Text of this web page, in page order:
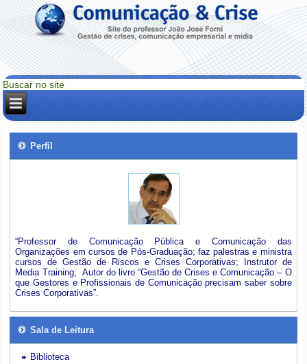
Perfil
“Professor de Comunicação Pública e Comunicação das
Organizações em cursos de Pós-Graduação; faz palestras e ministra
cursos de Gestão de Riscos e Crises Corporativas; Instrutor de
Media Training; Autor do livro “Gestão de Crises e Comunicação – O
que Gestores e Profissionais de Comunicação precisam saber sobre
Crises Corporativas”.
Sala de Leitura
Biblioteca